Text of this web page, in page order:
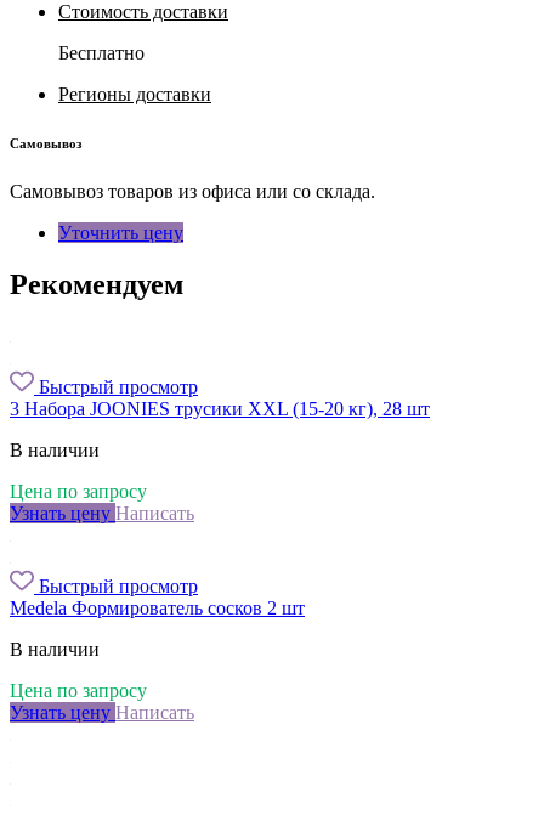
Стоимость доставки
Бесплатно
Регионы доставки
Самовывоз
Самовывоз товаров из офиса или со склада.
Уточнить цену
Рекомендуем
Быстрый просмотр
3 Набора JOONIES трусики XXL (15-20 кг), 28 шт
В наличии
Цена по запросу
Узнать цену Написать
Быстрый просмотр
Medela Формирователь сосков 2 шт
В наличии
Цена по запросу
Узнать цену Написать